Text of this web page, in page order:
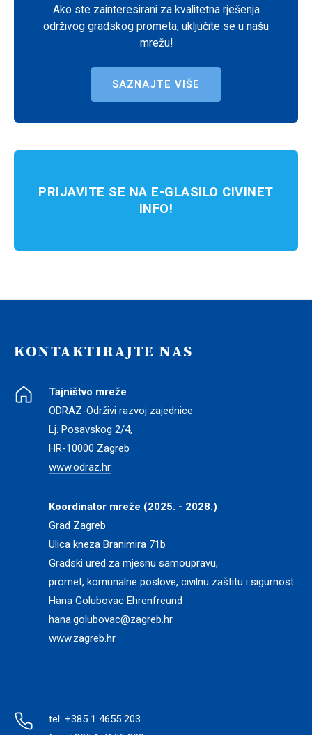
Ako ste zainteresirani za kvalitetna rješenja
održivog gradskog prometa, uključite se u našu
mrežu!
SAZNAJTE VIŠE
PRIJAVITE SE NA E-GLASILO CIVINET
INFO!
KONTAKTIRAJTE NAS
Tajništvo mreže
ODRAZ-Održivi razvoj zajednice
Lj. Posavskog 2/4,
HR-10000 Zagreb
www.odraz.hr
Koordinator mreže (2025. - 2028.)
Grad Zagreb
Ulica kneza Branimira 71b
Gradski ured za mjesnu samoupravu,
promet, komunalne poslove, civilnu zaštitu i sigurnost
Hana Golubovac Ehrenfreund
hana.golubovac@zagreb.hr
www.zagreb.hr
tel: +385 1 4655 203